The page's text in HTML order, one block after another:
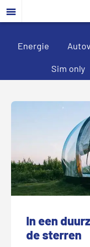
Door
naar
hoofd
Spring
naar
eerste
Spring
naar
voettekst
Energie
Sim only
In een
de sterren